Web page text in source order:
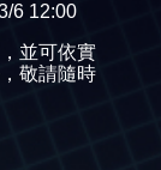
6 12:00
並可依實
敬請隨時